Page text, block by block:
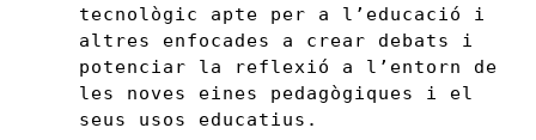
tecnològic apte per a l’educació i
altres enfocades a crear debats i
potenciar la reflexió a l’entorn de
les noves eines pedagògiques i el
seus usos educatius.